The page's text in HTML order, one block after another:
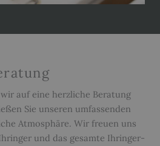
auf eine herzliche Beratung
Sie unseren umfassenden
Atmosphäre. Wir freuen uns
und das gesamte Ihringer-